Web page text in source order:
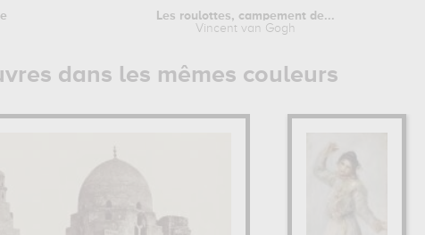
Les roulottes, campement de...
Vincent van Gogh
dans les mêmes couleurs